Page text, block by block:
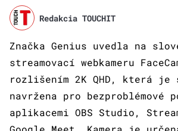
Redakcia TOUCHIT
Značka Genius uvedla na
streamovací webkameru
rozlišením 2K QHD, která je
navržena pro bezproblémové
aplikacemi OBS Studio,